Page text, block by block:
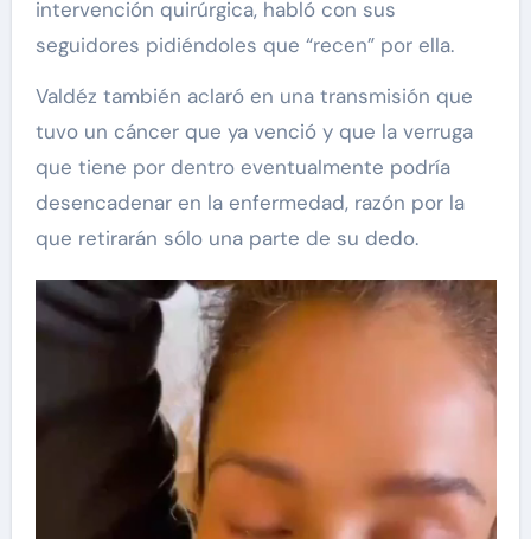
intervención quirúrgica, habló con sus
seguidores pidiéndoles que “recen” por ella.
Valdéz también aclaró en una transmisión que
tuvo un cáncer que ya venció y que la verruga
que tiene por dentro eventualmente podría
desencadenar en la enfermedad, razón por la
que retirarán sólo una parte de su dedo.